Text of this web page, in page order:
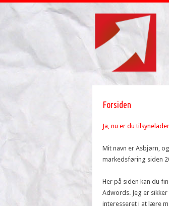
Forsiden
Ja, nu er du
Mit navn er Asbjørn,
markedsføring siden
Her på siden kan du
Adwords. Jeg er
interesseret i at lære